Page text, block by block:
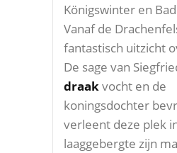
Königswinter en
Vanaf de
fantastisch uitzicht
De sage van
draakvocht en de
koningsdochter
verleent deze plek
laaggebergte zijn